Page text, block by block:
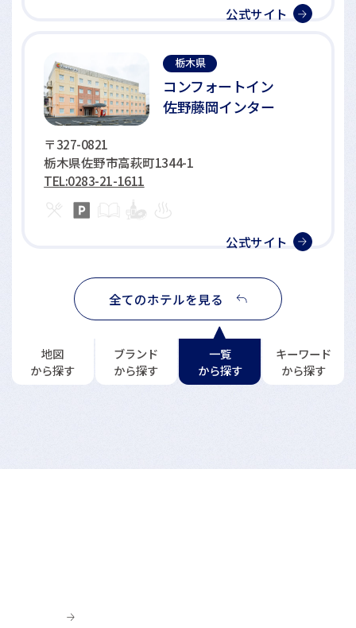
公式サイト
栃木県
コンフォートイン
佐野藤岡インター
〒327-0821
栃木県佐野市高萩町1344-1
TEL:0283-21-1611
公式サイト
全てのホテルを見る
地図
から探す
ブランド
から探す
一覧
から探す
キーワード
から探す